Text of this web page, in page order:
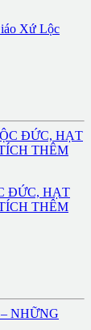
Xứ Lộc
ĐỨC, HẠT
THÊM